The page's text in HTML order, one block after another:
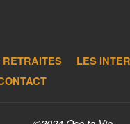
RETRAITES
LES